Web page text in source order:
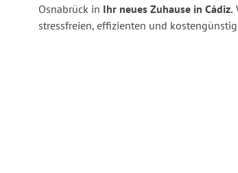
Osnabrück in Ihr neues Zuhause in Cádiz.
stressfreien, effizienten und